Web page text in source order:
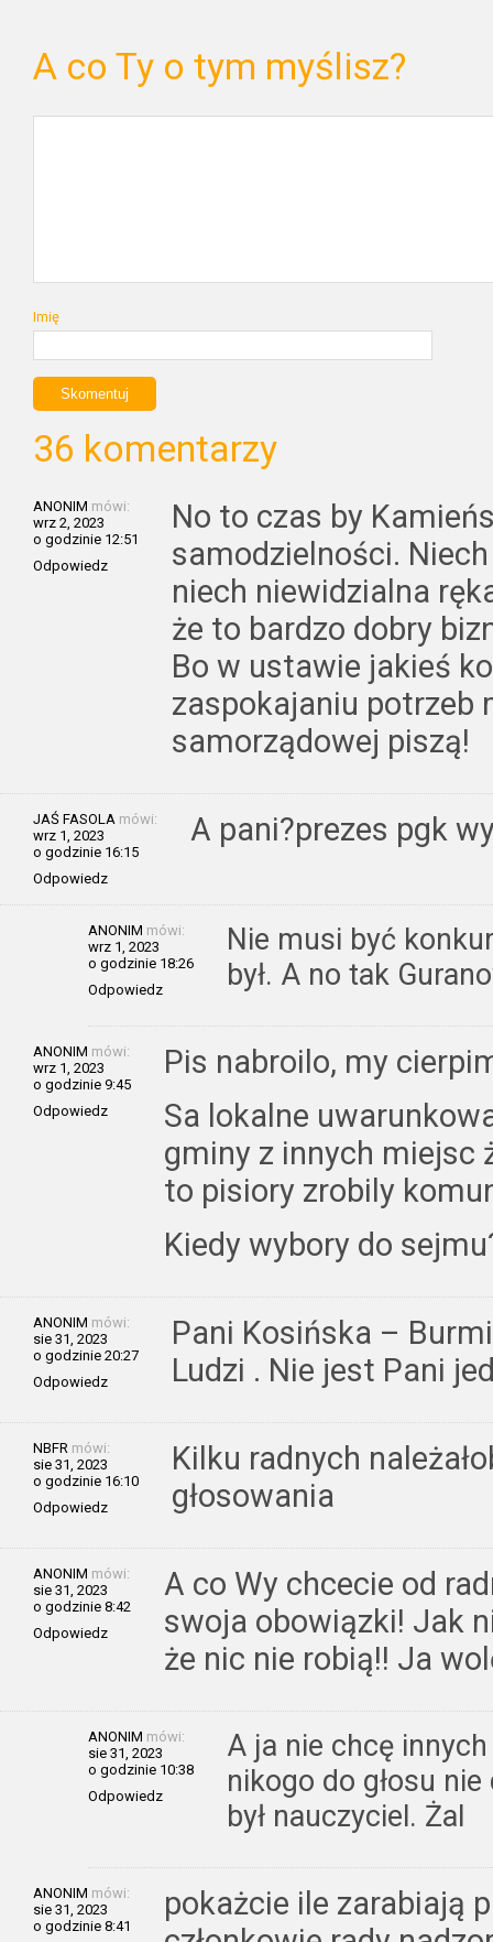
A co Ty o tym myślisz?
Imię
36 komentarzy
ANONIM mówi:
wrz 2, 2023
o godzinie 12:51
Odpowiedz
No to czas by
samodzielności.
niech niewidzialna
że to bardzo dobry
Bo w ustawie jakieś
zaspokajaniu potrzeb
samorządowej piszą!
JAŚ FASOLA mówi:
wrz 1, 2023
o godzinie 16:15
Odpowiedz
A pani?prezes pgk
ANONIM mówi:
wrz 1, 2023
o godzinie 18:26
Odpowiedz
Nie musi być
był. A no tak
ANONIM mówi:
wrz 1, 2023
o godzinie 9:45
Odpowiedz
Pis nabroilo, my
Sa lokalne
gminy z innych miejsc
to pisiory zrobily
Kiedy wybory do
ANONIM mówi:
sie 31, 2023
o godzinie 20:27
Odpowiedz
Pani Kosińska –
Ludzi . Nie jest Pani
NBFR mówi:
sie 31, 2023
o godzinie 16:10
Odpowiedz
Kilku radnych
głosowania
ANONIM mówi:
sie 31, 2023
o godzinie 8:42
Odpowiedz
A co Wy chcecie od
swoja obowiązki! Jak
że nic nie robią!! Ja
ANONIM mówi:
sie 31, 2023
o godzinie 10:38
Odpowiedz
A ja nie chcę
nikogo do głosu
był nauczyciel. Żal
ANONIM mówi:
sie 31, 2023
o godzinie 8:41
pokażcie ile zarabiają